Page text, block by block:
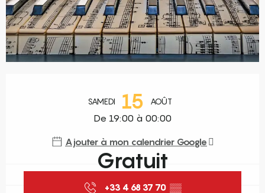
SAMEDI 15 AOÛT
De 19:00 à 00:00
Ajouter à mon calendrier Google
Gratuit
+33 4 68 37 70 ▒▒